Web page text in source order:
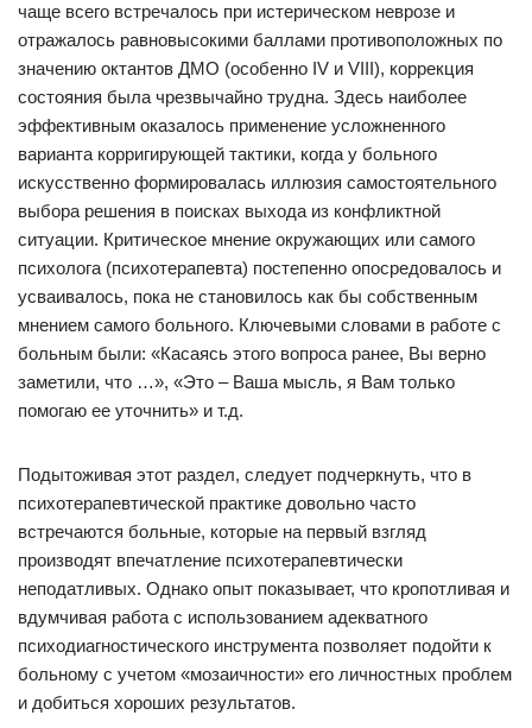
чаще всего встречалось при истерическом неврозе и
отражалось равновысокими баллами противоположных по
значению октантов ДМО (особенно IV и VIII), коррекция
состояния была чрезвычайно трудна. Здесь наиболее
эффективным оказалось применение усложненного
варианта корригирующей тактики, когда у больного
искусственно формировалась иллюзия самостоятельного
выбора решения в поисках выхода из конфликтной
ситуации. Критическое мнение окружающих или самого
психолога (психотерапевта) постепенно опосредовалось и
усваивалось, пока не становилось как бы собственным
мнением самого больного. Ключевыми словами в работе с
больным были: «Касаясь этого вопроса ранее, Вы верно
заметили, что …», «Это – Ваша мысль, я Вам только
помогаю ее уточнить» и т.д.
Подытоживая этот раздел, следует подчеркнуть, что в
психотерапевтической практике довольно часто
встречаются больные, которые на первый взгляд
производят впечатление психотерапевтически
неподатливых. Однако опыт показывает, что кропотливая и
вдумчивая работа с использованием адекватного
психодиагностического инструмента позволяет подойти к
больному с учетом «мозаичности» его личностных проблем
и добиться хороших результатов.